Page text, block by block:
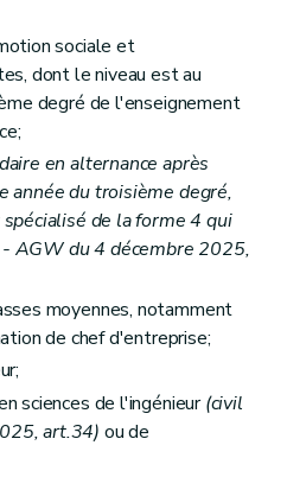
sociale et
dont le niveau est au
degré de l'enseignement
en alternance après
année du troisième degré,
de la forme 4 qui
AGW du 4 décembre 2025,
moyennes, notamment
de chef d'entreprise;
sciences de l'ingénieur(civil
art.34) ou de